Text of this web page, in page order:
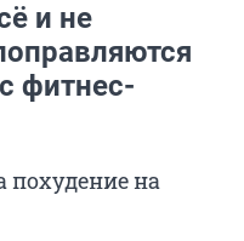
и не
фитнес-
похудение на